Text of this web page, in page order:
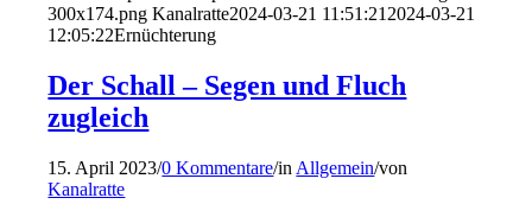
300x174.png Kanalratte2024-03-21 11:51:21 2024-03-21
12:05:22Ernüchterung
Der Schall – Segen und Fluch
zugleich
15. April 2023/0 Kommentare/in Allgemein/von
Kanalratte